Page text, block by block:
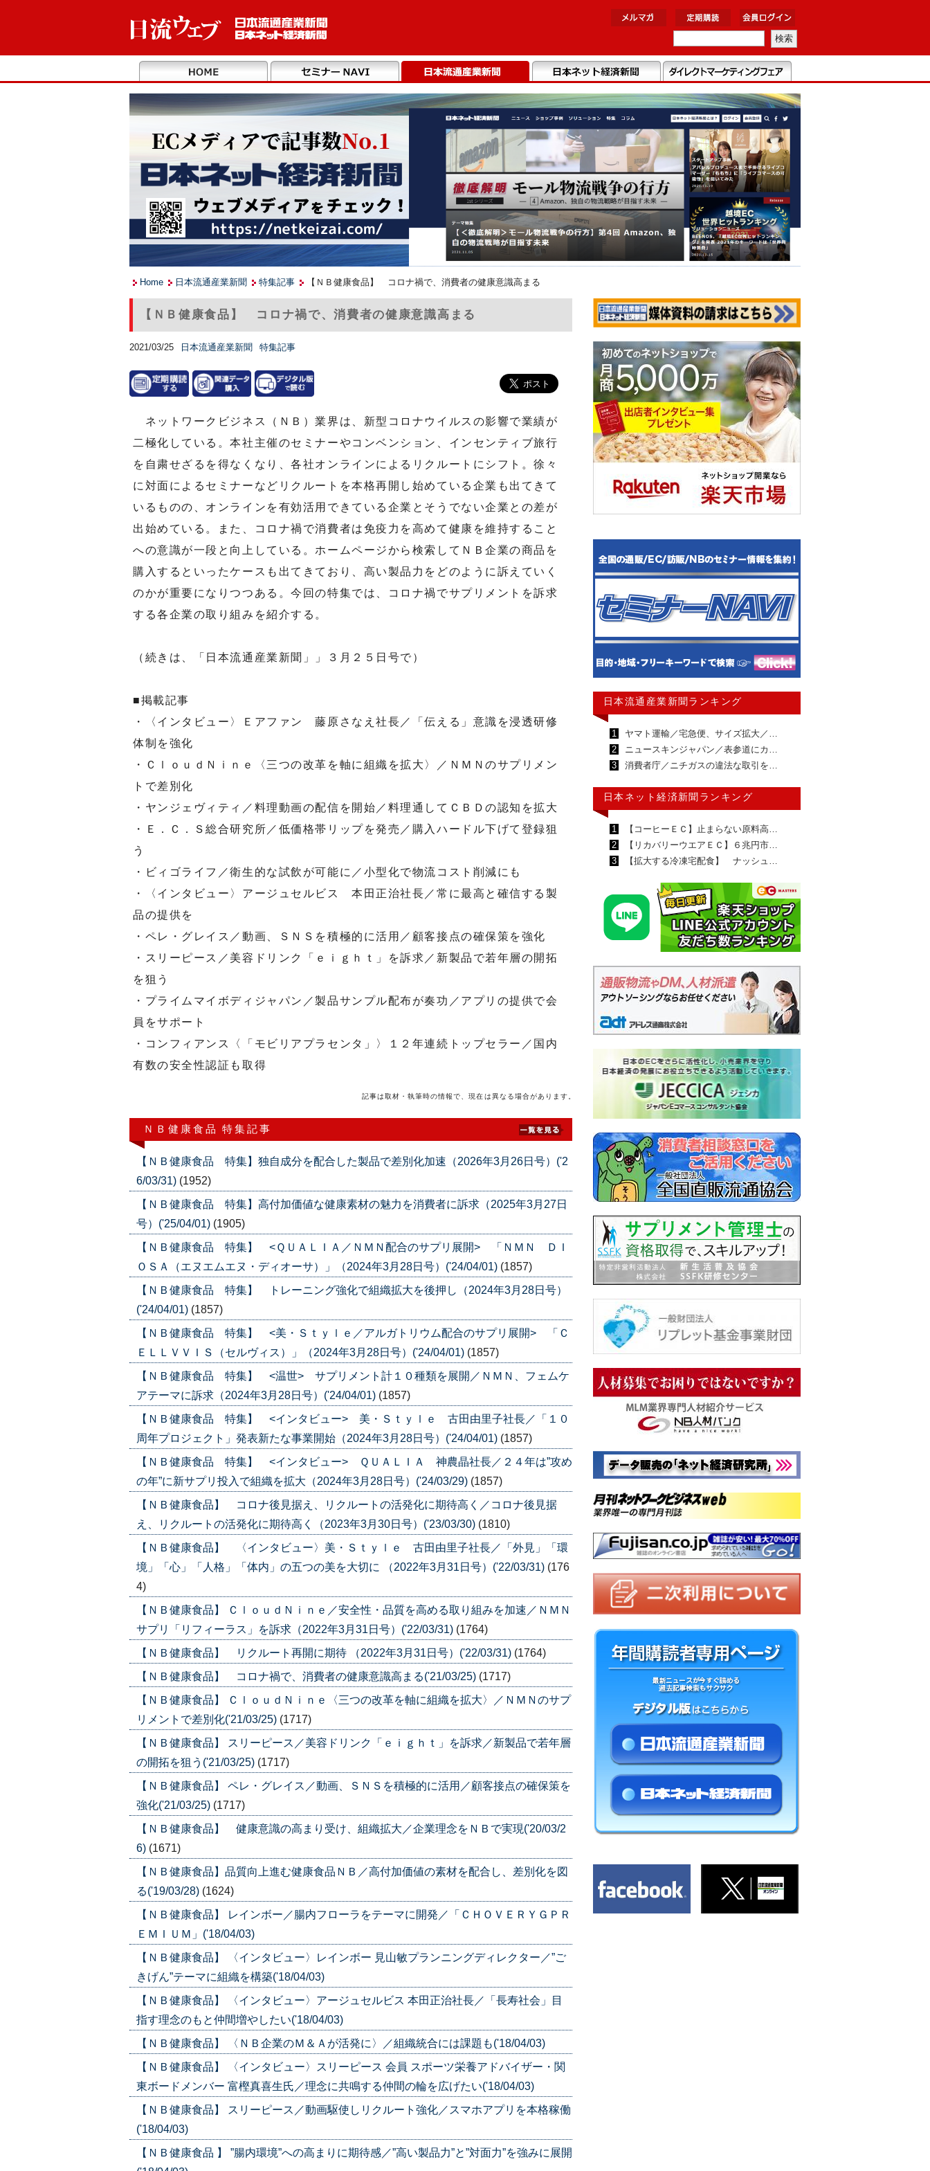
Home 日本流通産業新聞 特集記事 【ＮＢ健康食品】 コロナ禍で、消費者の健康意識高まる
【ＮＢ健康食品】 コロナ禍で、消費者の健康意識高まる
2021/03/25 日本流通産業新聞 特集記事
ネットワークビジネス（ＮＢ）業界は、新型コロナウイルスの影響で業績が
二極化している。本社主催のセミナーやコンベンション、インセンティブ旅行
を自粛せざるを得なくなり、各社オンラインによるリクルートにシフト。徐々
に対面によるセミナーなどリクルートを本格再開し始めている企業も出てきて
いるものの、オンラインを有効活用できている企業とそうでない企業との差が
出始めている。また、コロナ禍で消費者は免疫力を高めて健康を維持すること
への意識が一段と向上している。ホームページから検索してＮＢ企業の商品を
購入するといったケースも出てきており、高い製品力をどのように訴えていく
のかが重要になりつつある。今回の特集では、コロナ禍でサプリメントを訴求
する各企業の取り組みを紹介する。
（続きは、「日本流通産業新聞」」３月２５日号で）
■掲載記事
・〈インタビュー〉Ｅアファン 藤原さなえ社長／「伝える」意識を浸透研修
体制を強化
・ＣｌｏｕｄＮｉｎｅ〈三つの改革を軸に組織を拡大〉／ＮＭＮのサプリメン
トで差別化
・ヤンジェヴィティ／料理動画の配信を開始／料理通してＣＢＤの認知を拡大
・Ｅ．Ｃ．Ｓ総合研究所／低価格帯リップを発売／購入ハードル下げて登録狙
う
・ビィゴライフ／衛生的な試飲が可能に／小型化で物流コスト削減にも
・〈インタビュー〉アージュセルビス 本田正治社長／常に最高と確信する製
品の提供を
・ペレ・グレイス／動画、ＳＮＳを積極的に活用／顧客接点の確保策を強化
・スリーピース／美容ドリンク「ｅｉｇｈｔ」を訴求／新製品で若年層の開拓
を狙う
・プライムマイボディジャパン／製品サンプル配布が奏功／アプリの提供で会
員をサポート
・コンフィアンス〈「モビリアプラセンタ」〉１２年連続トップセラー／国内
有数の安全性認証も取得
記事は取材・執筆時の情報で、現在は異なる場合があります。
ＮＢ健康食品 特集記事
【ＮＢ健康食品 特集】独自成分を配合した製品で差別化加速（2026年3月26日号）('2
6/03/31) (1952)
【ＮＢ健康食品 特集】高付加価値な健康素材の魅力を消費者に訴求（2025年3月27日
号）('25/04/01) (1905)
【ＮＢ健康食品 特集】 <ＱＵＡＬＩＡ／ＮＭＮ配合のサプリ展開> 「ＮＭＮ ＤＩ
ＯＳＡ（エヌエムエヌ・ディオーサ）」（2024年3月28日号）('24/04/01) (1857)
【ＮＢ健康食品 特集】 トレーニング強化で組織拡大を後押し（2024年3月28日号）
('24/04/01) (1857)
【ＮＢ健康食品 特集】 <美・Ｓｔｙｌｅ／アルガトリウム配合のサプリ展開> 「Ｃ
ＥＬＬＶＶＩＳ（セルヴィス）」（2024年3月28日号）('24/04/01) (1857)
【ＮＢ健康食品 特集】 <温世> サプリメント計１０種類を展開／ＮＭＮ、フェムケ
アテーマに訴求（2024年3月28日号）('24/04/01) (1857)
【ＮＢ健康食品 特集】 <インタビュー> 美・Ｓｔｙｌｅ 古田由里子社長／「１０
周年プロジェクト」発表新たな事業開始（2024年3月28日号）('24/04/01) (1857)
【ＮＢ健康食品 特集】 <インタビュー> ＱＵＡＬＩＡ 神農晶社長／２４年は”攻め
の年”に新サプリ投入で組織を拡大（2024年3月28日号）('24/03/29) (1857)
【ＮＢ健康食品】 コロナ後見据え、リクルートの活発化に期待高く／コロナ後見据
え、リクルートの活発化に期待高く（2023年3月30日号）('23/03/30) (1810)
【ＮＢ健康食品】 〈インタビュー〉美・Ｓｔｙｌｅ 古田由里子社長／「外見」「環
境」「心」「人格」「体内」の五つの美を大切に （2022年3月31日号）('22/03/31) (176
4)
【ＮＢ健康食品】 ＣｌｏｕｄＮｉｎｅ／安全性・品質を高める取り組みを加速／ＮＭＮ
サプリ「リフィーラス」を訴求（2022年3月31日号）('22/03/31) (1764)
【ＮＢ健康食品】 リクルート再開に期待 （2022年3月31日号）('22/03/31) (1764)
【ＮＢ健康食品】 コロナ禍で、消費者の健康意識高まる('21/03/25) (1717)
【ＮＢ健康食品】 ＣｌｏｕｄＮｉｎｅ〈三つの改革を軸に組織を拡大〉／ＮＭＮのサプ
リメントで差別化('21/03/25) (1717)
【ＮＢ健康食品】 スリーピース／美容ドリンク「ｅｉｇｈｔ」を訴求／新製品で若年層
の開拓を狙う('21/03/25) (1717)
【ＮＢ健康食品】 ペレ・グレイス／動画、ＳＮＳを積極的に活用／顧客接点の確保策を
強化('21/03/25) (1717)
【ＮＢ健康食品】 健康意識の高まり受け、組織拡大／企業理念をＮＢで実現('20/03/2
6) (1671)
【ＮＢ健康食品】品質向上進む健康食品ＮＢ／高付加価値の素材を配合し、差別化を図
る('19/03/28) (1624)
【ＮＢ健康食品】 レインボー／腸内フローラをテーマに開発／「ＣＨＯＶＥＲＹＧＰＲ
ＥＭＩＵＭ」('18/04/03)
【ＮＢ健康食品】 〈インタビュー〉レインボー 見山敏プランニングディレクター／”ご
きげん”テーマに組織を構築('18/04/03)
【ＮＢ健康食品】 〈インタビュー〉アージュセルビス 本田正治社長／「長寿社会」目
指す理念のもと仲間増やしたい('18/04/03)
【ＮＢ健康食品】 〈ＮＢ企業のＭ＆Ａが活発に〉／組織統合には課題も('18/04/03)
【ＮＢ健康食品】 〈インタビュー〉スリーピース 会員 スポーツ栄養アドバイザー・関
東ボードメンバー 富樫真喜生氏／理念に共鳴する仲間の輪を広げたい('18/04/03)
【ＮＢ健康食品】 スリーピース／動画駆使しリクルート強化／スマホアプリを本格稼働
('18/04/03)
【ＮＢ健康食品 】 ”腸内環境”への高まりに期待感／”高い製品力”と”対面力”を強みに展開
日本流通産業新聞ランキング
1
ヤマト運輸／宅急便、サイズ拡大／…
2
ニュースキンジャパン／表参道にカ…
3
消費者庁／ニチガスの違法な取引を…
日本ネット経済新聞ランキング
1
【コーヒーＥＣ】止まらない原料高…
2
【リカバリーウエアＥＣ】６兆円市…
3
【拡大する冷凍宅配食】 ナッシュ…